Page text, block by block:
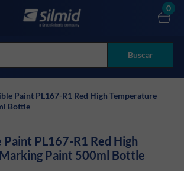
Buscar
0
Paint PL167-R1 Red High Temperature
Bottle
PL167-R1 Red High
Paint 500ml Bottle